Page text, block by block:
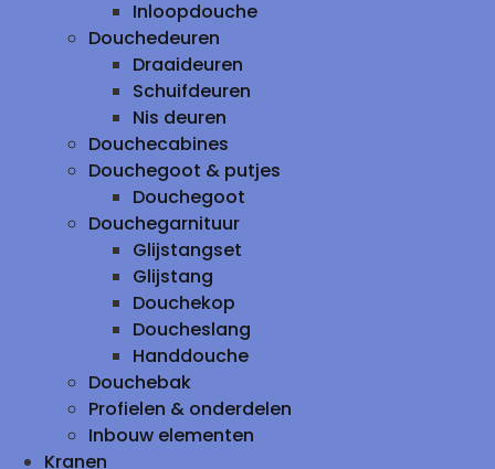
Inloopdouche
Douchedeuren
Draaideuren
Schuifdeuren
Nis deuren
Douchecabines
Douchegoot & putjes
Douchegoot
Douchegarnituur
Glijstangset
Glijstang
Douchekop
Doucheslang
Handdouche
Douchebak
Profielen & onderdelen
Inbouw elementen
Kranen